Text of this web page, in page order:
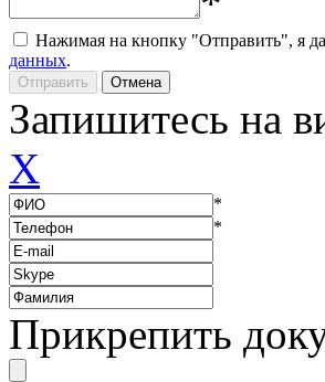
Нажимая на кнопку "Отправить", я
данных.
Запишитесь на
X
*
*
Прикрепить